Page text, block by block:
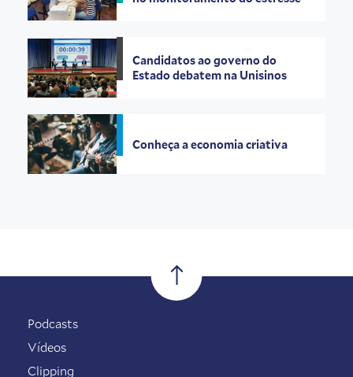
Candidatos ao governo do
Estado debatem na Unisinos
Conheça a economia criativa
Podcasts
Vídeos
Clipping